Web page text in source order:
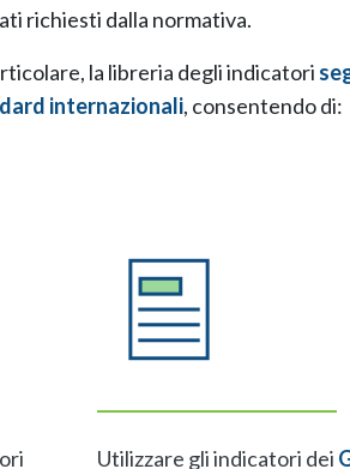
richiesti dalla normativa.
la libreria degli indicatori
internazionali, consentendo di:
Utilizzare gli indicatori dei